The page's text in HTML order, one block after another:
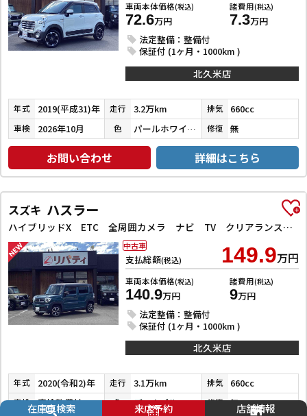
車両本体価格(税込)
72.6万円
諸費用(税込)
7.3万円
法定整備：整備付
保証付 (1ヶ月・1000km )
北久米店
年式 2019(平成31)年 走行 3.2万km 排気 660cc
車検 2026年10月 色 パールホワイトⅢ 修復 無
お問い合わせ 詳細はこちら
スズキ ハスラー
ハイブリッドX ETC 全周囲カメラ ナビ TV クリアランスソナー レーンアシスト 衝突被害軽減システム オートライト スマートキー アイドリングストップ 電動格納ミラー シートヒーター 後席モニター CVT
支払総額(税込) 149.9万円
車両本体価格(税込)
140.9万円
諸費用(税込)
9万円
法定整備：整備付
保証付 (1ヶ月・1000km )
中古車
北久米店
年式 2020(令和2)年 走行 3.1万km 排気 660cc
車検 車検整備付 色 デニムブルーメタリック／ミネラルグレーメタリック 修復 無
在庫車検索 来店予約 店舗情報